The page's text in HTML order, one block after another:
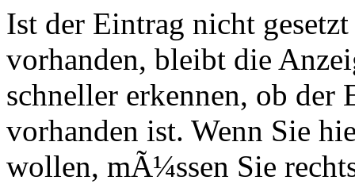
Ist der Eintrag nicht
vorhanden, bleibt die
schneller erkennen, ob der
vorhanden ist. Wenn Sie
wollen, mÃ¼ssen Sie